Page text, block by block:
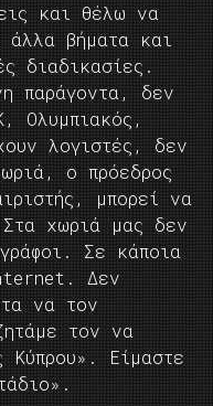
και θέλω να
άλλα βήματα και
διαδικασίες.
παράγοντα, δεν
Ολυμπιακός,
λογιστές, δεν
ο πρόεδρος
μπορεί να
χωριά μας δεν
Σε κάποια
Δεν
να τον
τον να
Κύπρου». Είμαστε